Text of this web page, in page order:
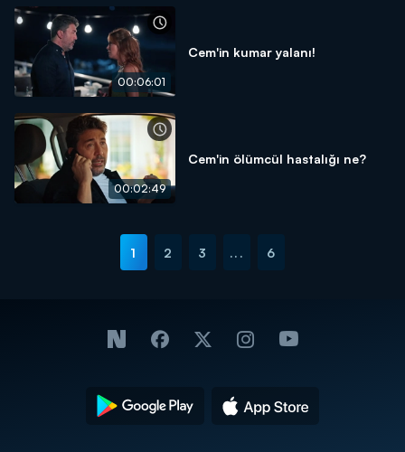
00:06:01
Cem'in kumar yalanı!
00:02:49
Cem'in ölümcül hastalığı ne?
1 2 3 ... 6